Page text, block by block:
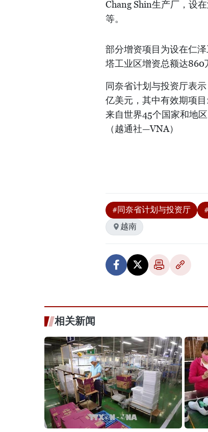
Chang Shin生产厂，设
等。
部分增资项目为设在仁
塔工业区增资总额达860
同奈省计划与投资厅表
亿美元，其中有效期项
来自世界45个国家和地
（越通社—VNA）
#同奈省计划与投资厅
越南
相关新闻